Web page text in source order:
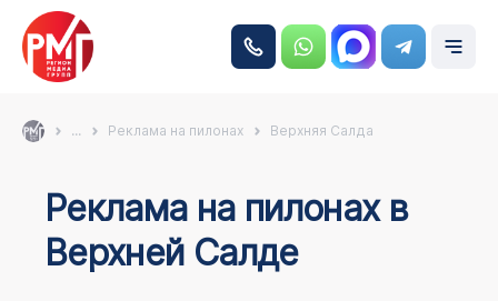
... Реклама на пилонах Верхняя Салда
Реклама на пилонах в
Верхней Салде